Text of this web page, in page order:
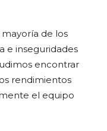
de los
e inseguridades
encontrar
rendimientos
el equipo